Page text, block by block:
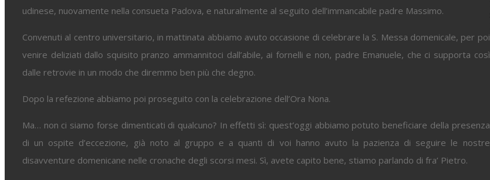
udinese, nuovamente nella consueta Padova, e naturalmente al seguito dell’immancabile padre Massimo.
Convenuti al centro universitario, in mattinata abbiamo avuto occasione di celebrare la S. Messa domenicale, per poi
venire deliziati dallo squisito pranzo ammannitoci dall’abile, ai fornelli e non, padre Emanuele, che ci supporta così
dalle retrovie in un modo che diremmo ben più che degno.
Dopo la refezione abbiamo poi proseguito con la celebrazione dell’Ora Nona.
Ma… non ci siamo forse dimenticati di qualcuno? In effetti sì: quest’oggi abbiamo potuto beneficiare della presenza
di un ospite d’eccezione, già noto al gruppo e a quanti di voi hanno avuto la pazienza di seguire le nostre
disavventure domenicane nelle cronache degli scorsi mesi. Sì, avete capito bene, stiamo parlando di fra’ Pietro.